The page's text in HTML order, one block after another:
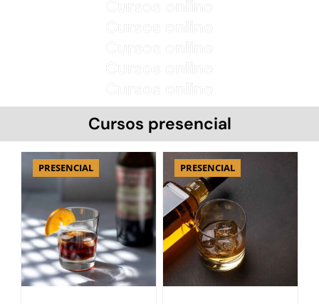
Cursos presencial
PRESENCIAL PRESENCIAL